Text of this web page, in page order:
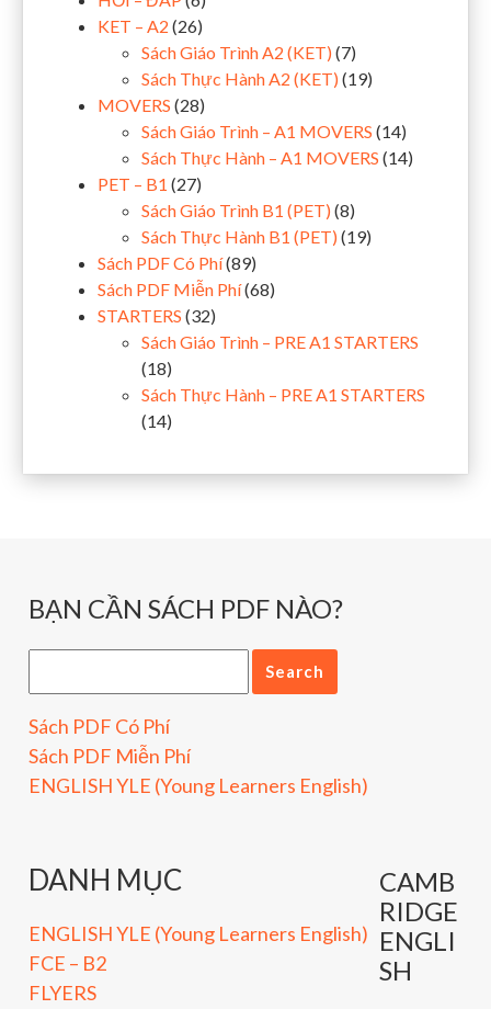
KET – A2 (26)
Sách Giáo Trình A2 (KET) (7)
Sách Thực Hành A2 (KET) (19)
MOVERS (28)
Sách Giáo Trình – A1 MOVERS (14)
Sách Thực Hành – A1 MOVERS (14)
PET – B1 (27)
Sách Giáo Trình B1 (PET) (8)
Sách Thực Hành B1 (PET) (19)
Sách PDF Có Phí(89)
Sách PDF Miễn Phí(68)
STARTERS (32)
Sách Giáo Trình – PRE A1 STARTERS
(18)
Sách Thực Hành – PRE A1 STARTERS
(14)
BẠN CẦN SÁCH PDF NÀO?
Sách PDF Có Phí
Sách PDF Miễn Phí
ENGLISH YLE (Young Learners English)
DANH MỤC
ENGLISH YLE (Young Learners English)
FCE – B2
FLYERS
CAMB
RIDGE
ENGLI
SH